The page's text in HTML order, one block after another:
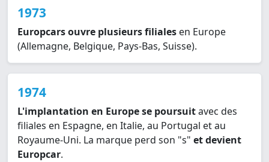
1973
Europcars ouvre plusieurs filiales en Europe
(Allemagne, Belgique, Pays-Bas, Suisse).
1974
L'implantation en Europe se poursuitavec des
filiales en Espagne, en Italie, au Portugal et au
Royaume-Uni. La marque perd son "s" et devient
Europcar.